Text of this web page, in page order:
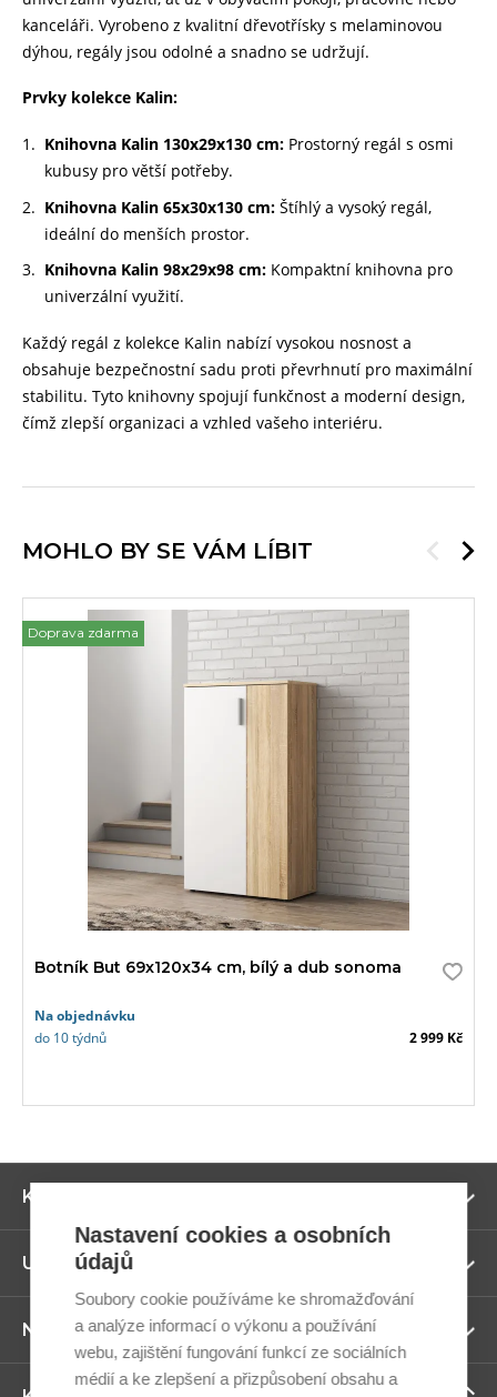
kanceláři. Vyrobeno z kvalitní dřevotřísky s melaminovou
dýhou, regály jsou odolné a snadno se udržují.
Prvky kolekce Kalin:
Knihovna Kalin 130x29x130 cm: Prostorný regál s osmi
kubusy pro větší potřeby.
Knihovna Kalin 65x30x130 cm: Štíhlý a vysoký regál,
ideální do menších prostor.
Knihovna Kalin 98x29x98 cm: Kompaktní knihovna pro
univerzální využití.
Každý regál z kolekce Kalin nabízí vysokou nosnost a
obsahuje bezpečnostní sadu proti převrhnutí pro maximální
stabilitu. Tyto knihovny spojují funkčnost a moderní design,
čímž zlepší organizaci a vzhled vašeho interiéru.
MOHLO BY SE VÁM LÍBIT
Doprava zdarma
Botník But 69x120x34 cm, bílý a dub sonoma
Na objednávku
do 10 týdnů
2 999 Kč
Kategorie
Užitečné odkazy
Newsletter
Nastavení cookies a osobních
údajů
Soubory cookie používáme ke shromažďování
a analýze informací o výkonu a používání
webu, zajištění fungování funkcí ze sociálních
médií a ke zlepšení a přizpůsobení obsahu a